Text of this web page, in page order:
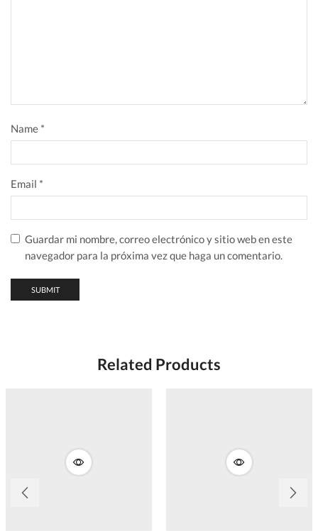
Name *
Email *
Guardar mi nombre, correo electrónico y sitio web en este
navegador para la próxima vez que haga un comentario.
Related Products